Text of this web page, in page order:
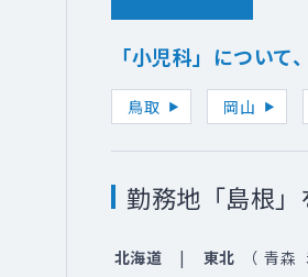
「小児科」につい
鳥取 岡山
勤務地「島根
北海道 東北 （ 青森